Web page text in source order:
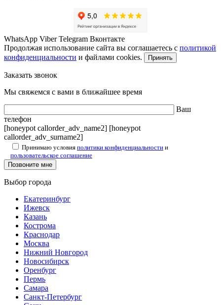
WhatsApp Viber Telegram Вконтакте
Продолжая использование сайта вы соглашаетесь с политикой
конфиденциальности и файлами cookies. Принять
Заказать звонок
Мы свяжемся с вами в ближайшее время
Ваш
телефон
[honeypot callorder_adv_name2] [honeypot
callorder_adv_surname2]
Принимаю условия политики конфиденциальности и
пользовательское соглашение
Выбор города
Екатеринбург
Ижевск
Казань
Кострома
Краснодар
Москва
Нижний Новгород
Новосибирск
Оренбург
Пермь
Самара
Санкт-Петербург